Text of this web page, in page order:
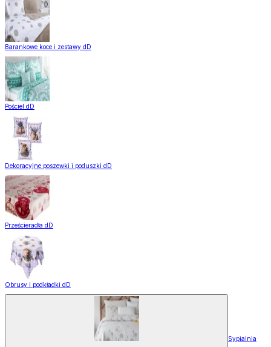
Barankowe koce i zestawy dD
Pościel dD
Dekoracyjne poszewki i poduszki dD
Prześcieradła dD
Obrusy i podkładki dD
Sypialnia